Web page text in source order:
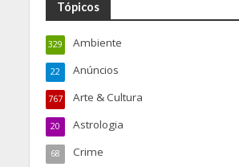
Tópicos
Ambiente
329
Anúncios
22
Arte & Cultura
767
Astrologia
20
Crime
68